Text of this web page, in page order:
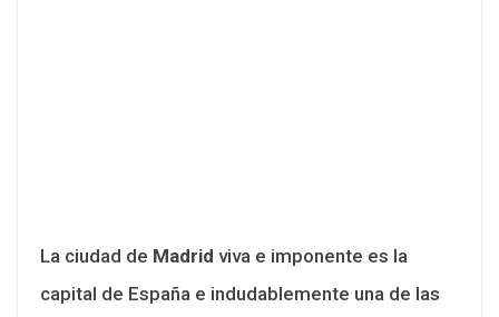
La ciudad de Madrid viva e imponente es la
capital de España e indudablemente una de las